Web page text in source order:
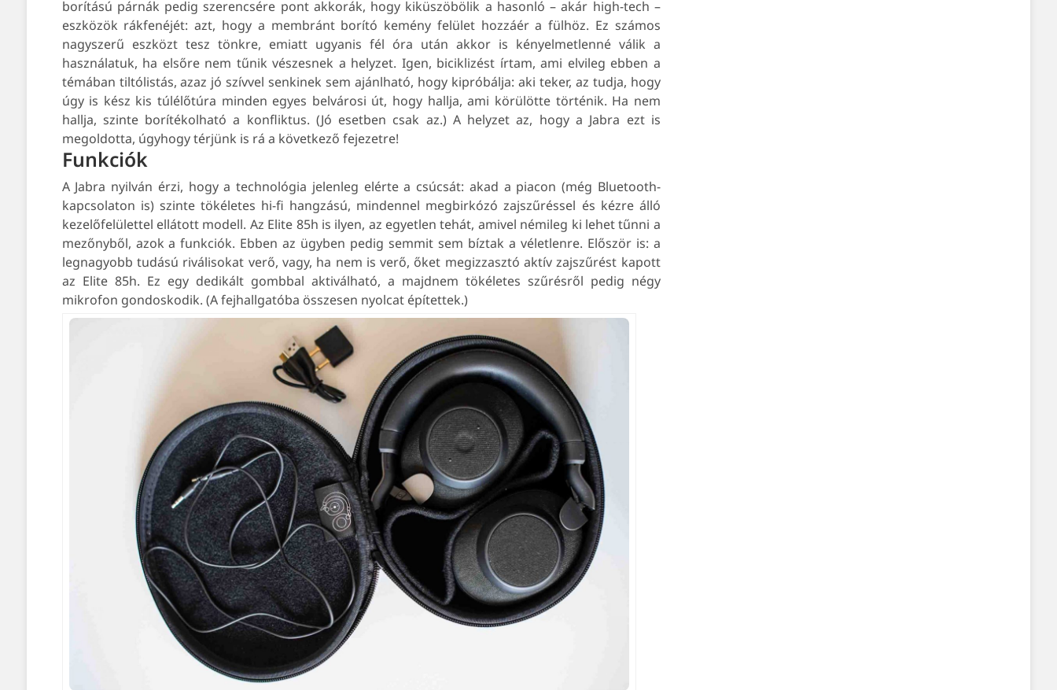
borítású párnák pedig szerencsére pont akkorák, hogy kiküszöbölik a hasonló – akár high-tech –
eszközök rákfenéjét: azt, hogy a membránt borító kemény felület hozzáér a fülhöz. Ez számos
nagyszerű eszközt tesz tönkre, emiatt ugyanis fél óra után akkor is kényelmetlenné válik a
használatuk, ha elsőre nem tűnik vészesnek a helyzet. Igen, biciklizést írtam, ami elvileg ebben a
témában tiltólistás, azaz jó szívvel senkinek sem ajánlható, hogy kipróbálja: aki teker, az tudja, hogy
úgy is kész kis túlélőtúra minden egyes belvárosi út, hogy hallja, ami körülötte történik. Ha nem
hallja, szinte borítékolható a konfliktus. (Jó esetben csak az.) A helyzet az, hogy a Jabra ezt is
megoldotta, úgyhogy térjünk is rá a következő fejezetre!
Funkciók
A Jabra nyilván érzi, hogy a technológia jelenleg elérte a csúcsát: akad a piacon (még Bluetooth-
kapcsolaton is) szinte tökéletes hi-fi hangzású, mindennel megbirkózó zajszűréssel és kézre álló
kezelőfelülettel ellátott modell. Az Elite 85h is ilyen, az egyetlen tehát, amivel némileg ki lehet tűnni a
mezőnyből, azok a funkciók. Ebben az ügyben pedig semmit sem bíztak a véletlenre. Először is: a
legnagyobb tudású riválisokat verő, vagy, ha nem is verő, őket megizzasztó aktív zajszűrést kapott
az Elite 85h. Ez egy dedikált gombbal aktiválható, a majdnem tökéletes szűrésről pedig négy
mikrofon gondoskodik. (A fejhallgatóba összesen nyolcat építettek.)